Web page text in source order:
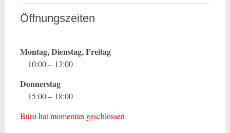
Öffnungszeiten
Montag, Dienstag, Freitag
10:00 – 13:00
Donnerstag
15:00 – 18:00
Büro hat momentan geschlossen